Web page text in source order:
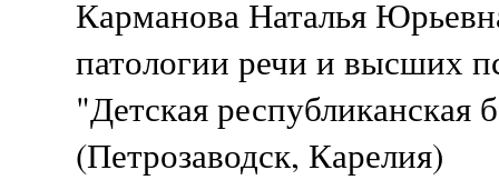
Карманова Наталья
патологии речи и высших
"Детская
(Петрозаводск, Карелия)